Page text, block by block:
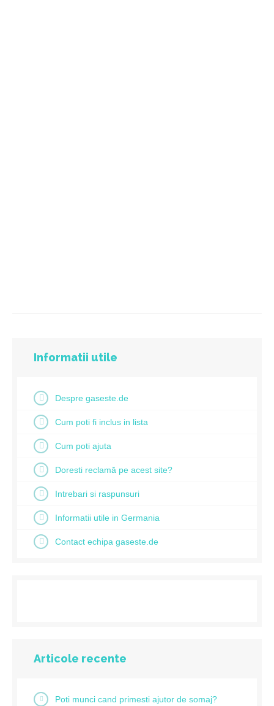
Informatii utile
Despre gaseste.de
Cum poti fi inclus in lista
Cum poti ajuta
Doresti reclamă pe acest site?
Intrebari si raspunsuri
Informatii utile in Germania
Contact echipa gaseste.de
Articole recente
Poti munci cand primesti ajutor de somaj?